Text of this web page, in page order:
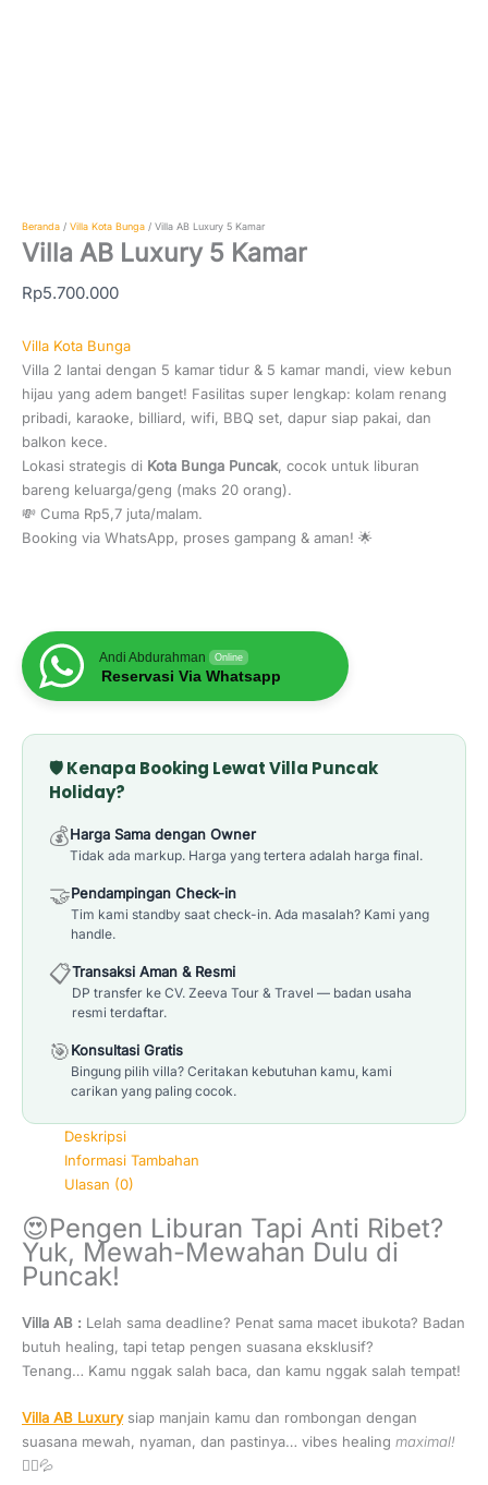
Beranda / Villa Kota Bunga / Villa AB Luxury 5 Kamar
Villa AB Luxury 5 Kamar
Rp5.700.000
Villa Kota Bunga
Villa 2 lantai dengan 5 kamar tidur & 5 kamar mandi, view kebun
hijau yang adem banget! Fasilitas super lengkap: kolam renang
pribadi, karaoke, billiard, wifi, BBQ set, dapur siap pakai, dan
balkon kece.
Lokasi strategis di Kota Bunga Puncak, cocok untuk liburan
bareng keluarga/geng (maks 20 orang).
💸 Cuma Rp5,7 juta/malam.
Booking via WhatsApp, proses gampang & aman! 🌟
Andi Abdurahman Online
Reservasi Via Whatsapp
🛡️ Kenapa Booking Lewat Villa Puncak
Holiday?
💰Harga Sama dengan Owner
Tidak ada markup. Harga yang tertera adalah harga final.
🤝Pendampingan Check-in
Tim kami standby saat check-in. Ada masalah? Kami yang
handle.
📋Transaksi Aman & Resmi
DP transfer ke CV. Zeeva Tour & Travel — badan usaha
resmi terdaftar.
🎯Konsultasi Gratis
Bingung pilih villa? Ceritakan kebutuhan kamu, kami
carikan yang paling cocok.
Deskripsi
Informasi Tambahan
Ulasan (0)
😍Pengen Liburan Tapi Anti Ribet?
Yuk, Mewah-Mewahan Dulu di
Puncak!
Villa AB : Lelah sama deadline? Penat sama macet ibukota? Badan
butuh healing, tapi tetap pengen suasana eksklusif?
Tenang… Kamu nggak salah baca, dan kamu nggak salah tempat!
Villa AB Luxurysiap manjain kamu dan rombongan dengan
suasana mewah, nyaman, dan pastinya… vibes healing maximal!
💆‍♂️💦